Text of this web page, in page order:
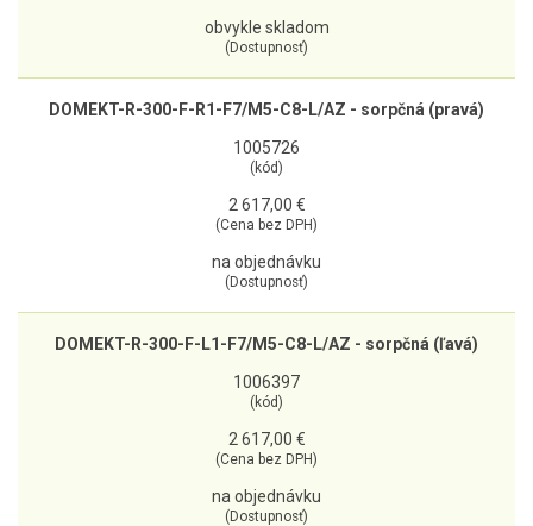
obvykle skladom
(Dostupnosť)
DOMEKT-R-300-F-R1-F7/M5-C8-L/AZ - sorpčná (pravá)
1005726
(kód)
2 617,00 €
(Cena bez DPH)
na objednávku
(Dostupnosť)
DOMEKT-R-300-F-L1-F7/M5-C8-L/AZ - sorpčná (ľavá)
1006397
(kód)
2 617,00 €
(Cena bez DPH)
na objednávku
(Dostupnosť)